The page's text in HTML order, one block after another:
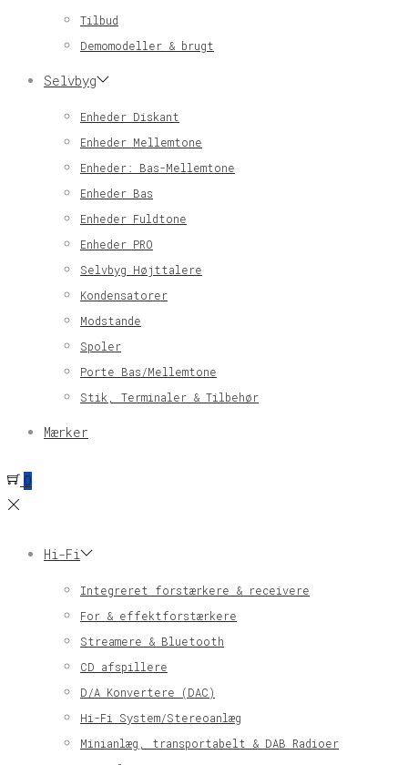
Tilbud
Demomodeller & brugt
Selvbyg
Enheder Diskant
Enheder Mellemtone
Enheder: Bas-Mellemtone
Enheder Bas
Enheder Fuldtone
Enheder PRO
Selvbyg Højttalere
Kondensatorer
Modstande
Spoler
Porte Bas/Mellemtone
Stik, Terminaler & Tilbehør
Mærker
0
Hi-Fi
Integreret forstærkere & receivere
For & effektforstærkere
Streamere & Bluetooth
CD afspillere
D/A Konvertere (DAC)
Hi-Fi System/Stereoanlæg
Minianlæg, transportabelt & DAB Radioer